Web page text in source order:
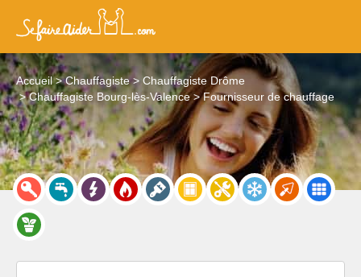
Accueil Chauffagiste
Chauffagiste Drôme
Chauffagiste Bourg-lès-Valence
Fournisseur de chauffage